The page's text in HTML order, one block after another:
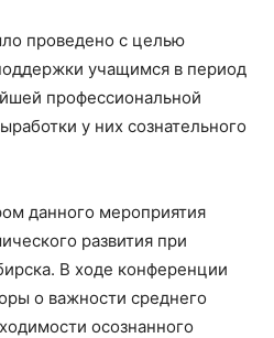
проведено с целью
учащимся в период
профессиональной
у них сознательного
данного мероприятия
развития при
В ходе конференции
о важности среднего
осознанного